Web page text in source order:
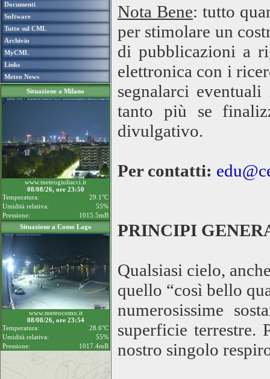
Documenti
Software
Tutto sul CML
Archivio
MyCML
Links
Meteo News
Situazione a Milano
www.meteogiuliacci.it
08/08/26, ore 23:50
Temperatura:
29.1°C
Umidità relativa:
55%
Pressione:
1015.5mB
Situazione a Como Lago
www.meteocomo.it
08/08/26, ore 23:54
Temperatura:
28.6°C
Umidità relativa:
55%
Pressione:
1017.4mB
Nota Bene: tutto
per stimolare un
di pubblicazioni a
elettronica con i
segnalarci
tanto più se
divulgativo.
Per contatti:
PRINCIPI
Qualsiasi cielo,
quello “così bello
numerosissime
superficie terrestre.
nostro singolo